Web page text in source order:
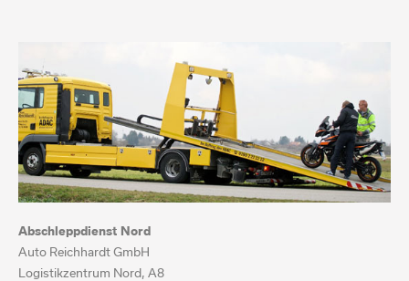
Abschleppdienst Nord
Auto Reichhardt GmbH
Logistikzentrum Nord, A8